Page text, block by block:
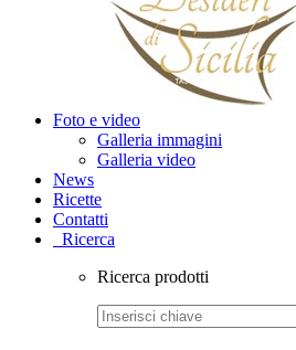
Foto e video
Galleria immagini
Galleria video
News
Ricette
Contatti
Ricerca
Ricerca prodotti